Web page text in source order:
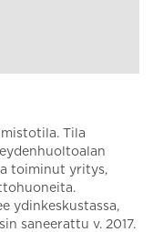
Tila
toiminut yritys,
ydinkeskustassa,
saneerattu v. 2017.